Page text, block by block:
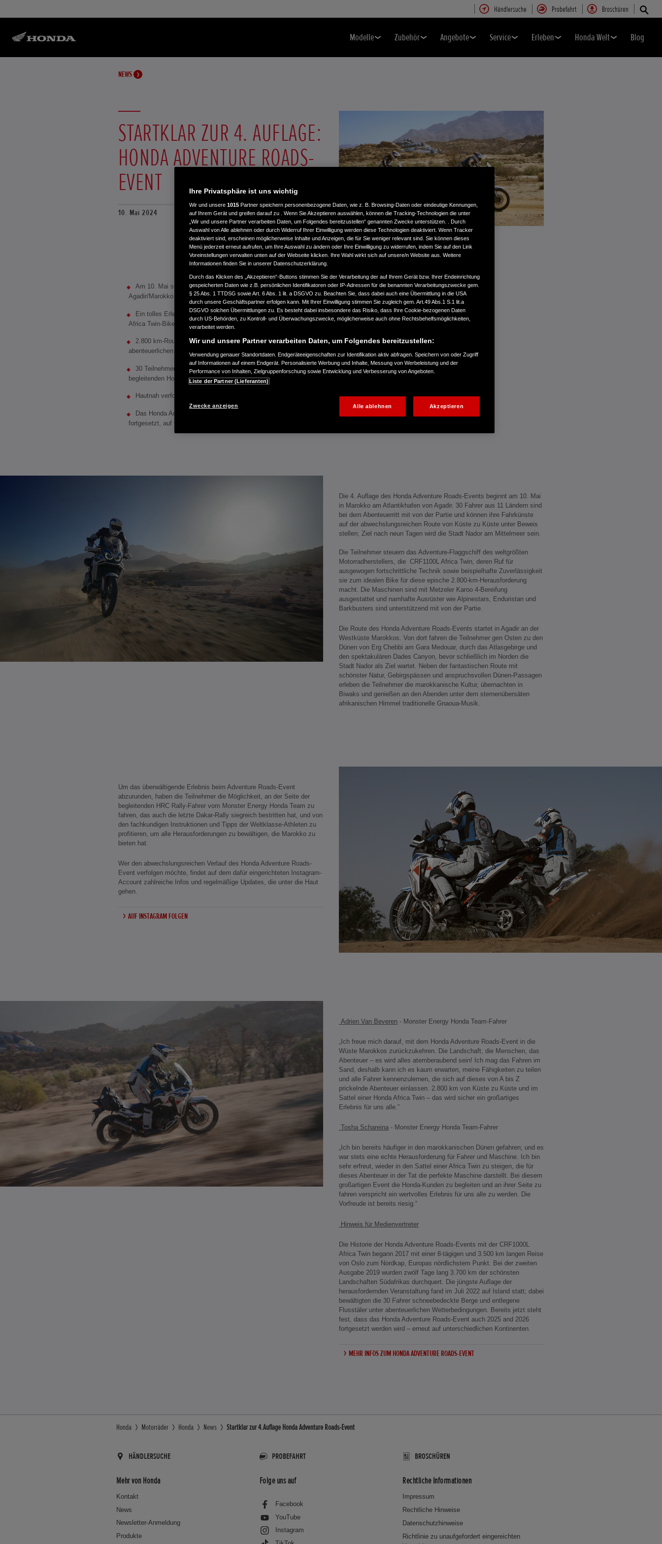
Händlersuche Probefahrt Broschüren
Modelle Zubehör Angebote Service Erleben Honda Welt Blog
NEWS
STARTKLAR ZUR 4. AUFLAGE:
HONDA ADVENTURE ROADS-
EVENT
10. Mai 2024
Am 10. Mai startet wieder ein Honda Adventure Roads-Event in
Agadir/Marokko
Ein tolles Erlebnis erwartet die Teilnehmer auf Honda CRF1100L
Africa Twin-Bikes
2.800 km-Route durch Marokko; mit tollen Eindrücken auf
abenteuerlichen Straßen und herausfordernden Wüsten-Abschnitten
30 Teilnehmer profitieren von Know-how und Tipps der
begleitenden Honda HRC Dakar Rally-Profis
Hautnah verfolgen lässt sich erlebnisreiche Event auf Instagram
Das Honda Adventure Roads-Event wird 2025 and 2026
fortgesetzt, auf unterschiedlichen Kontinenten
Die 4. Auflage des Honda Adventure Roads-Events beginnt am 10. Mai
in Marokko am Atlantikhafen von Agadir. 30 Fahrer aus 11 Ländern sind
bei dem Abenteuerritt mit von der Partie und können ihre Fahrkünste
auf der abwechslungsreichen Route von Küste zu Küste unter Beweis
stellen; Ziel nach neun Tagen wird die Stadt Nador am Mittelmeer sein.
Die Teilnehmer steuern das Adventure-Flaggschiff des weltgrößten
Motorradherstellers, die CRF1100L Africa Twin, deren Ruf für
ausgewogen fortschrittliche Technik sowie beispielhafte Zuverlässigkeit
sie zum idealen Bike für diese epische 2.800-km-Herausforderung
macht. Die Maschinen sind mit Metzeler Karoo 4-Bereifung
ausgestattet und namhafte Ausrüster wie Alpinestars, Enduristan und
Barkbusters sind unterstützend mit von der Partie.
Die Route des Honda Adventure Roads-Events startet in Agadir an der
Westküste Marokkos. Von dort fahren die Teilnehmer gen Osten zu den
Dünen von Erg Chebbi am Gara Medouar, durch das Atlasgebirge und
den spektakulären Dades Canyon, bevor schließlich im Norden die
Stadt Nador als Ziel wartet. Neben der fantastischen Route mit
schönster Natur, Gebirgspässen und anspruchsvollen Dünen-Passagen
erleben die Teilnehmer die marokkanische Kultur, übernachten in
Biwaks und genießen an den Abenden unter dem sternenübersäten
afrikanischen Himmel traditionelle Gnaoua-Musik.
Um das überwältigende Erlebnis beim Adventure Roads-Event
abzurunden, haben die Teilnehmer die Möglichkeit, an der Seite der
begleitenden HRC Rally-Fahrer vom Monster Energy Honda Team zu
fahren, das auch die letzte Dakar-Rally siegreich bestritten hat, und von
den fachkundigen Instruktionen und Tipps der Weltklasse-Athleten zu
profitieren, um alle Herausforderungen zu bewältigen, die Marokko zu
bieten hat.
Wer den abwechslungsreichen Verlauf des Honda Adventure Roads-
Event verfolgen möchte, findet auf dem dafür eingerichteten Instagram-
Account zahlreiche Infos und regelmäßige Updates, die unter die Haut
gehen.
AUF INSTAGRAM FOLGEN
Adrien Van Beveren- Monster Energy Honda Team-Fahrer
„Ich freue mich darauf, mit dem Honda Adventure Roads-Event in die
Wüste Marokkos zurückzukehren. Die Landschaft, die Menschen, das
Abenteuer – es wird alles atemberaubend sein! Ich mag das Fahren im
Sand, deshalb kann ich es kaum erwarten, meine Fähigkeiten zu teilen
und alle Fahrer kennenzulernen, die sich auf dieses von A bis Z
prickelnde Abenteuer einlassen. 2.800 km von Küste zu Küste und im
Sattel einer Honda Africa Twin – das wird sicher ein großartiges
Erlebnis für uns alle.”
Tosha Schareina- Monster Energy Honda Team-Fahrer
„Ich bin bereits häufiger in den marokkanischen Dünen gefahren; und es
war stets eine echte Herausforderung für Fahrer und Maschine. Ich bin
sehr erfreut, wieder in den Sattel einer Africa Twin zu steigen, die für
dieses Abenteuer in der Tat die perfekte Maschine darstellt. Bei diesem
großartigen Event die Honda-Kunden zu begleiten und an ihrer Seite zu
fahren verspricht ein wertvolles Erlebnis für uns alle zu werden. Die
Vorfreude ist bereits riesig.“
Hinweis für Medienvertreter
Die Historie der Honda Adventure Roads-Events mit der CRF1000L
Africa Twin begann 2017 mit einer 8-tägigen und 3.500 km langen Reise
von Oslo zum Nordkap, Europas nördlichstem Punkt. Bei der zweiten
Ausgabe 2019 wurden zwölf Tage lang 3.700 km der schönsten
Landschaften Südafrikas durchquert. Die jüngste Auflage der
herausfordernden Veranstaltung fand im Juli 2022 auf Island statt; dabei
bewältigten die 30 Fahrer schneebedeckte Berge und entlegene
Flusstäler unter abenteuerlichen Wetterbedingungen. Bereits jetzt steht
fest, dass das Honda Adventure Roads-Event auch 2025 and 2026
fortgesetzt werden wird – erneut auf unterschiedlichen Kontinenten.
MEHR INFOS ZUM HONDA ADVENTURE ROADS-EVENT
Honda Motorräder Honda News Startklar zur 4.Auflage Honda Adventure Roads-Event
HÄNDLERSUCHE PROBEFAHRT BROSCHÜREN
Mehr von Honda
Kontakt
News
Newsletter-Anmeldung
Produkte
Folge uns auf
Facebook
YouTube
Instagram
Rechtliche Informationen
Impressum
Rechtliche Hinweise
Datenschutzhinweise
Richtlinie zu unaufgefordert eingereichten
Ihre Privatsphäre ist uns wichtig
Wir und unsere 1015 Partner speichern personenbezogene Daten, wie z. B. Browsing-Daten oder eindeutige Kennungen,
auf Ihrem Gerät und greifen darauf zu . Wenn Sie Akzeptieren auswählen, können die Tracking-Technologien die unter
„Wir und unsere Partner verarbeiten Daten, um Folgendes bereitzustellen“ genannten Zwecke unterstützen. . Durch
Auswahl von Alle ablehnen oder durch Widerruf Ihrer Einwilligung werden diese Technologien deaktiviert. Wenn Tracker
deaktiviert sind, erscheinen möglicherweise Inhalte und Anzeigen, die für Sie weniger relevant sind. Sie können dieses
Menü jederzeit erneut aufrufen, um Ihre Auswahl zu ändern oder Ihre Einwilligung zu widerrufen, indem Sie auf den Link
Voreinstellungen verwalten unten auf der Webseite klicken. Ihre Wahl wirkt sich auf unsere/n Website aus. Weitere
Informationen finden Sie in unserer Datenschutzerklärung.
Durch das Klicken des „Akzeptieren“-Buttons stimmen Sie der Verarbeitung der auf Ihrem Gerät bzw. Ihrer Endeinrichtung
gespeicherten Daten wie z.B. persönlichen Identifikatoren oder IP-Adressen für die benannten Verarbeitungszwecke gem.
§ 25 Abs. 1 TTDSG sowie Art. 6 Abs. 1 lit. a DSGVO zu. Beachten Sie, dass dabei auch eine Übermittlung in die USA
durch unsere Geschäftspartner erfolgen kann. Mit Ihrer Einwilligung stimmen Sie zugleich gem. Art.49 Abs.1 S.1 lit.a
DSGVO solchen Übermittlungen zu. Es besteht dabei insbesondere das Risiko, dass Ihre Cookie-bezogenen Daten
durch US-Behörden, zu Kontroll- und Überwachungszwecke, möglicherweise auch ohne Rechtsbehelfsmöglichkeiten,
verarbeitet werden.
Wir und unsere Partner verarbeiten Daten, um Folgendes bereitzustellen:
Verwendung genauer Standortdaten. Endgeräteeigenschaften zur Identifikation aktiv abfragen. Speichern von oder Zugriff
auf Informationen auf einem Endgerät. Personalisierte Werbung und Inhalte, Messung von Werbeleistung und der
Performance von Inhalten, Zielgruppenforschung sowie Entwicklung und Verbesserung von Angeboten.
Liste der Partner (Lieferanten)
Zwecke anzeigen Alle ablehnen Akzeptieren